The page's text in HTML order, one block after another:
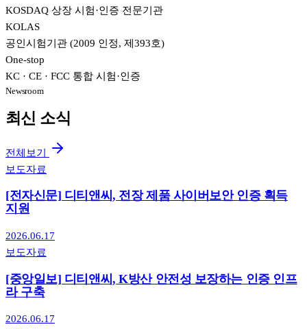
KOSDAQ 상장 시험·인증 전문기관
KOLAS
공인시험기관 (2009 인정, 제393호)
One-stop
KC · CE · FCC 통합 시험·인증
Newsroom
최신 소식
전체보기
보도자료
[전자신문] 디티앤씨, 전장 제품 사이버보안 인증 획득
지원
2026.06.17
보도자료
[중앙일보] 디티앤씨, K방산 안전성 보장하는 인증 인프
라 구축
2026.06.17